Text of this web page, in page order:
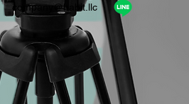
company＠habit.llc